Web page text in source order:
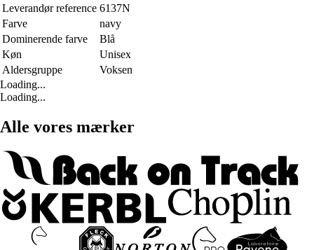
Leverandør reference 6137N
Farve
navy
Dominerende farve
Blå
Køn
Unisex
Aldersgruppe
Voksen
Loading...
Loading...
Alle vores mærker